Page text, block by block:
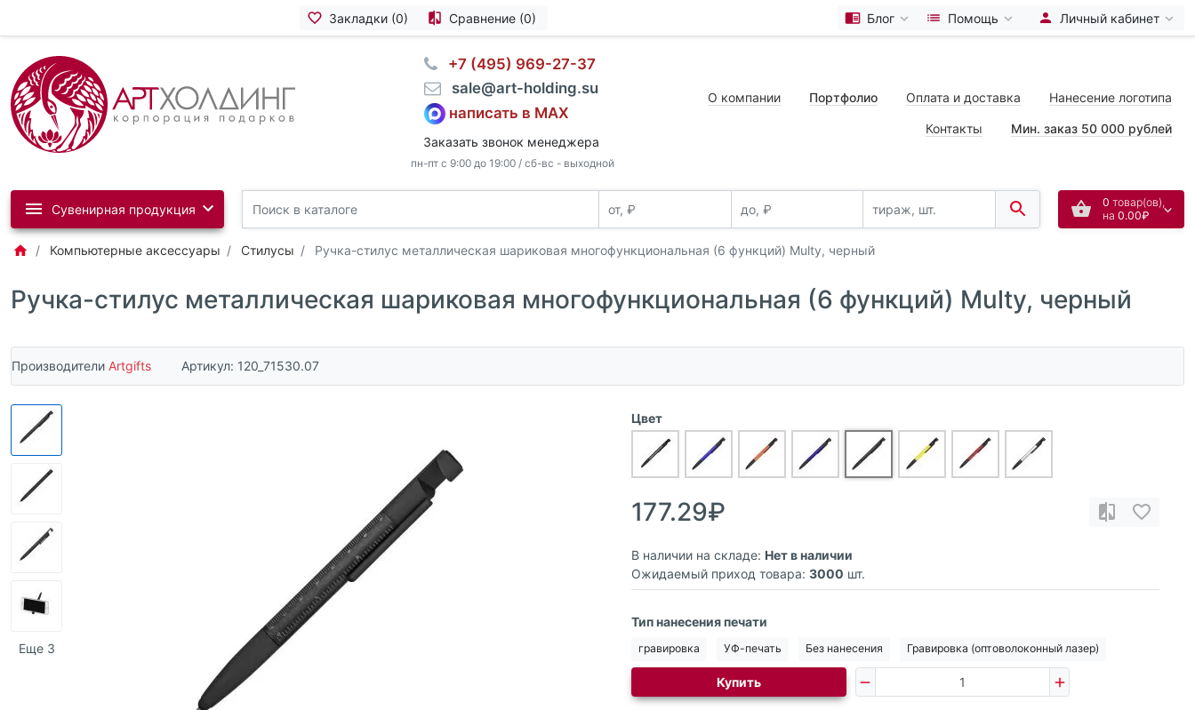
Закладки (0) Сравнение (0) Блог Помощь Личный кабинет
⠀+7 (495) 969-27-37
⠀sale@art-holding.su
написать в MAX
Заказать звонок менеджера
пн-пт с 9:00 до 19:00 / сб-вс - выходной
О компании Портфолио Оплата и доставка Нанесение логотипа
Контакты Мин. заказ 50 000 рублей
0 товар(ов),
на 0.00₽
Сувенирная продукция
Компьютерные аксессуары Стилусы Ручка-стилус металлическая шариковая многофункциональная (6 функций) Multy, черный
Ручка-стилус металлическая шариковая многофункциональная (6 функций) Multy, черный
Производители Artgifts Артикул: 120_71530.07
Еще 3
Цвет
177.29₽
В наличии на складе: Нет в наличии
Ожидаемый приход товара: 3000 шт.
Тип нанесения печати
гравировка УФ-печать Без нанесения Гравировка (оптоволоконный лазер)
Купить